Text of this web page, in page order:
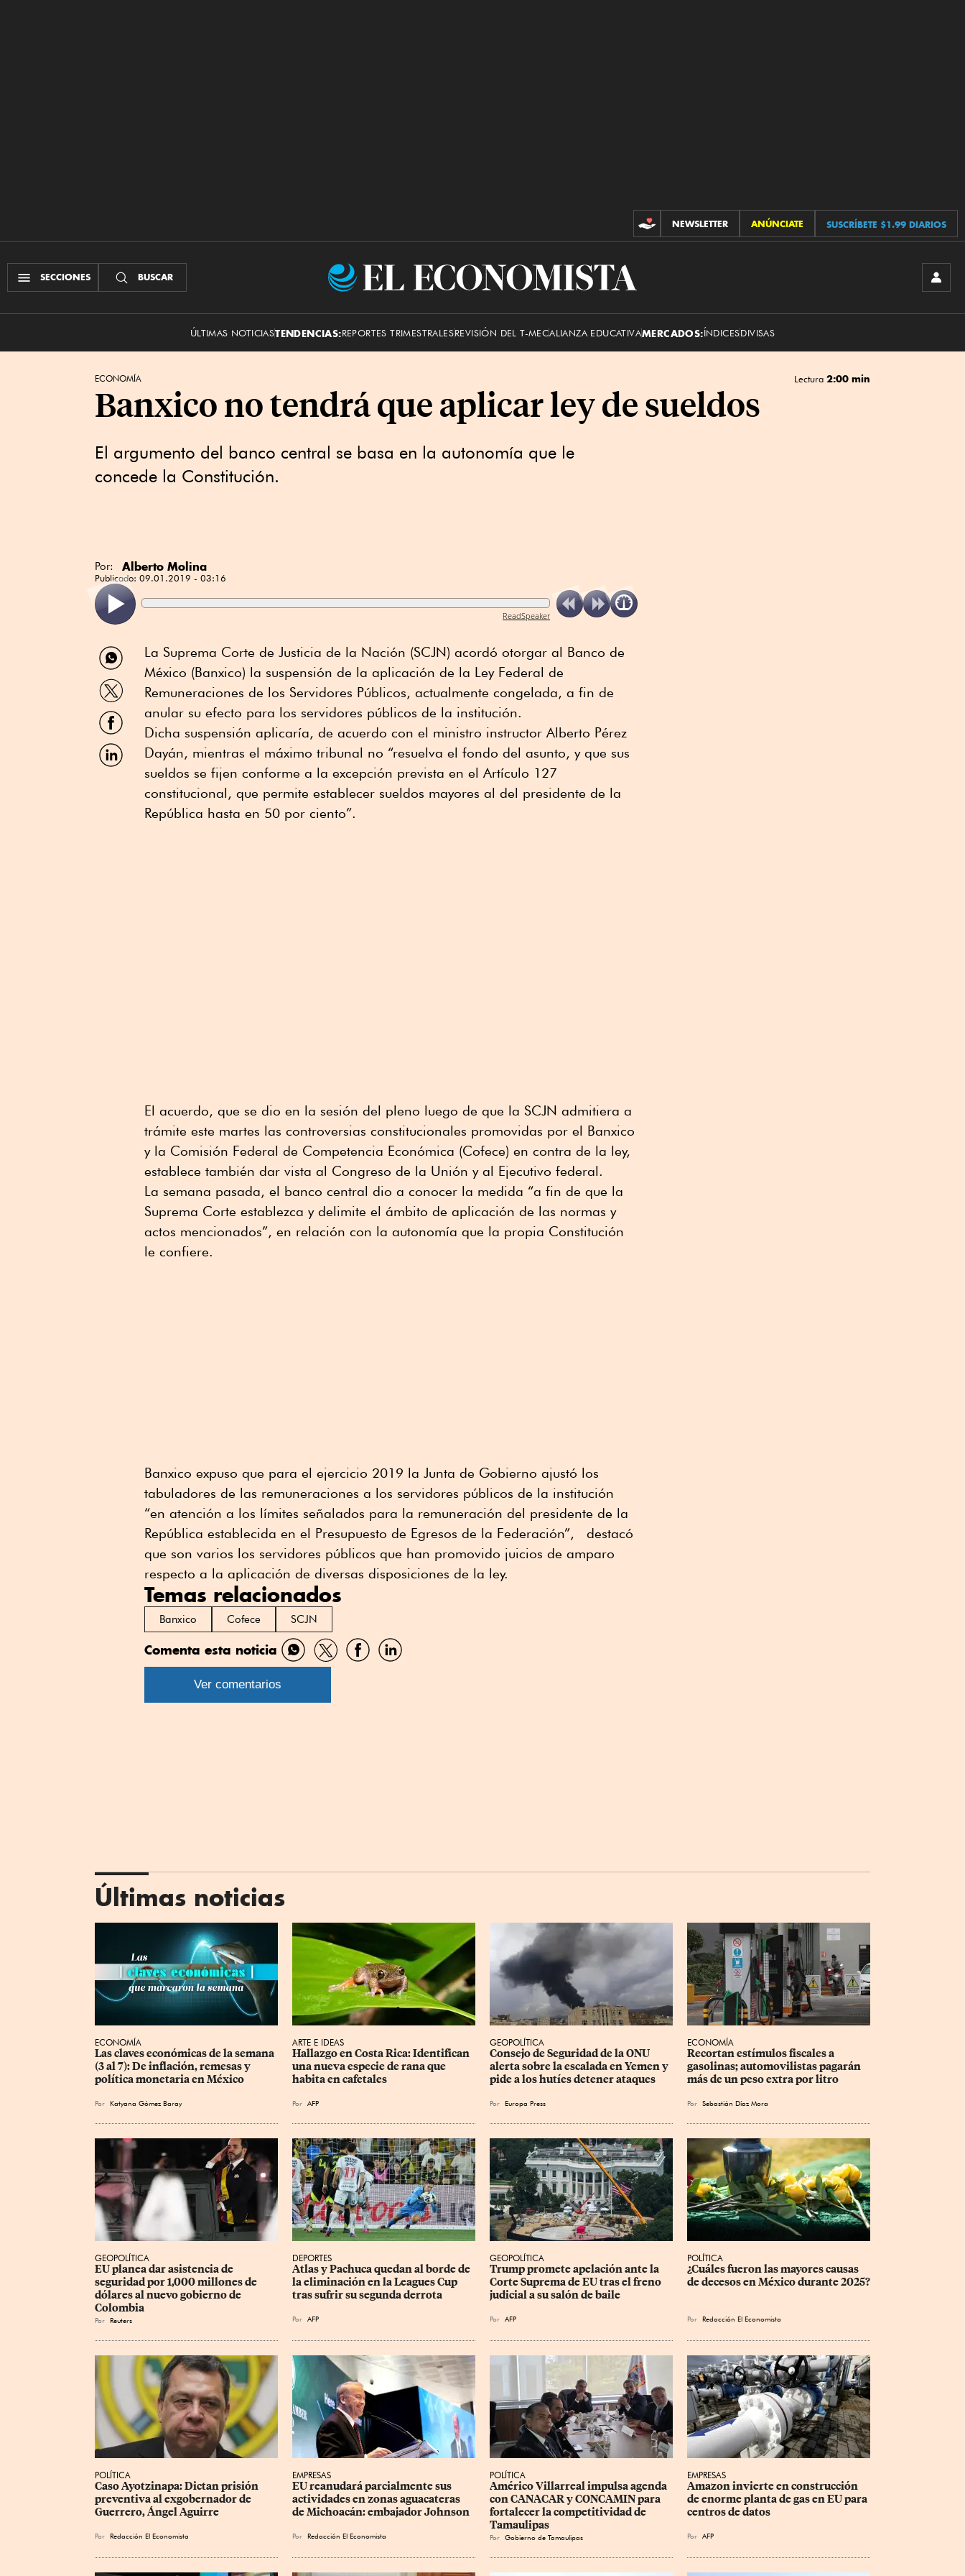
CONTRIBUCIONES
NEWSLETTER ANÚNCIATE SUSCRÍBETE $1.99 DIARIOS
SECCIONES BUSCAR
El
ÚLTIMAS NOTICIASTENDENCIAS:REPORTES TRIMESTRALESREVISIÓN DEL T-MECALIANZA EDUCATIVAMERCADOS:ÍNDICESDIVISAS
ECONOMÍA Lectura 2:00 min
Banxico no tendrá que aplicar ley de sueldos
El argumento del banco central se basa en la autonomía que le
concede la Constitución.
Por: Alberto Molina
Publicado: 09.01.2019 - 03:16
ReadSpeaker
Compartir
por
WhatsApp
Compartir
por
Twitter
Compartir
por
Facebook
Compartir
por
La Suprema Corte de Justicia de la Nación (SCJN) acordó otorgar al Banco de
México (Banxico) la suspensión de la aplicación de la Ley Federal de
Remuneraciones de los Servidores Públicos, actualmente congelada, a fin de
anular su efecto para los servidores públicos de la institución.
Dicha suspensión aplicaría, de acuerdo con el ministro instructor Alberto Pérez
Dayán, mientras el máximo tribunal no “resuelva el fondo del asunto, y que sus
sueldos se fijen conforme a la excepción prevista en el Artículo 127
constitucional, que permite establecer sueldos mayores al del presidente de la
República hasta en 50 por ciento”.
El acuerdo, que se dio en la sesión del pleno luego de que la SCJN admitiera a
trámite este martes las controversias constitucionales promovidas por el Banxico
y la Comisión Federal de Competencia Económica (Cofece) en contra de la ley,
establece también dar vista al Congreso de la Unión y al Ejecutivo federal.
La semana pasada, el banco central dio a conocer la medida “a fin de que la
Suprema Corte establezca y delimite el ámbito de aplicación de las normas y
actos mencionados”, en relación con la autonomía que la propia Constitución
le confiere.
Banxico expuso que para el ejercicio 2019 la Junta de Gobierno ajustó los
tabuladores de las remuneraciones a los servidores públicos de la institución
“en atención a los límites señalados para la remuneración del presidente de la
República establecida en el Presupuesto de Egresos de la Federación”, destacó
que son varios los servidores públicos que han promovido juicios de amparo
respecto a la aplicación de diversas disposiciones de la ley.
Temas relacionados
Banxico Cofece SCJN
Comenta esta noticia
Compartir
por
Compartir
por
CompartirCompartir
Ver comentarios
Últimas noticias
ECONOMÍA
Las claves económicas de la semana
(3 al 7): De inflación, remesas y
política monetaria en México
Por Katyana Gómez Baray
ARTE E IDEAS
Hallazgo en Costa Rica: Identifican
una nueva especie de rana que
habita en cafetales
Por AFP
GEOPOLÍTICA
Consejo de Seguridad de la ONU
alerta sobre la escalada en Yemen y
pide a los hutíes detener ataques
Por Europa Press
ECONOMÍA
Recortan estímulos fiscales a
gasolinas; automovilistas pagarán
más de un peso extra por litro
Por Sebastián Díaz Mora
GEOPOLÍTICA
EU planea dar asistencia de
seguridad por 1,000 millones de
dólares al nuevo gobierno de
Colombia
Por Reuters
DEPORTES
Atlas y Pachuca quedan al borde de
la eliminación en la Leagues Cup
tras sufrir su segunda derrota
Por AFP
GEOPOLÍTICA
Trump promete apelación ante la
Corte Suprema de EU tras el freno
judicial a su salón de baile
Por AFP
POLÍTICA
¿Cuáles fueron las mayores causas
de decesos en México durante 2025?
Por Redacción El Economista
POLÍTICA
Caso Ayotzinapa: Dictan prisión
preventiva al exgobernador de
Guerrero, Ángel Aguirre
Por Redacción El Economista
EMPRESAS
EU reanudará parcialmente sus
actividades en zonas aguacateras
de Michoacán: embajador Johnson
Por Redacción El Economista
POLÍTICA
Américo Villarreal impulsa agenda
con CANACAR y CONCAMIN para
fortalecer la competitividad de
Tamaulipas
Por Gobierno de Tamaulipas
EMPRESAS
Amazon invierte en construcción
de enorme planta de gas en EU para
centros de datos
Por AFP